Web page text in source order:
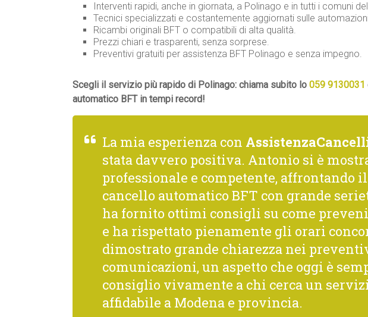
Interventi rapidi, anche in giornata, a Polinago e in tutti i comuni
Tecnici specializzati e costantemente aggiornati sulle
Ricambi originali BFT o compatibili di alta qualità.
Prezzi chiari e trasparenti, senza sorprese.
Preventivi gratuiti per assistenza BFT Polinago e senza impegno.
Scegli il servizio più rapido di Polinago: chiama subito lo 059 9130031
automatico BFT in tempi record!
La mia esperienza con
stata davvero positiva. Antonio si è
professionale e competente, affrontando
cancello automatico BFT con grande
ha fornito ottimi consigli su come
e ha rispettato pienamente gli orari
dimostrato grande chiarezza nei
comunicazioni, un aspetto che oggi è
consiglio vivamente a chi cerca un
affidabile a Modena e provincia.